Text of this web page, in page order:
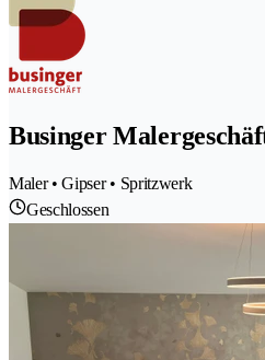
Businger
Maler • Gipser • Spritzwerk
Geschlossen